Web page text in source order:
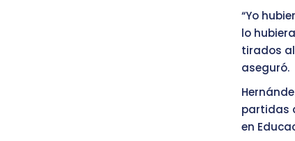
“Yo
lo
tirados
aseguró.
partidas
en